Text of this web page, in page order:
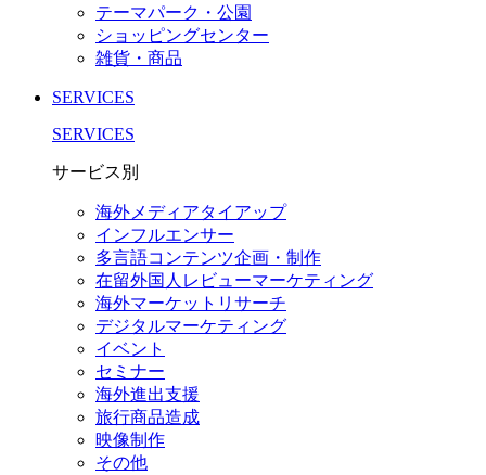
テーマパーク・公園
ショッピングセンター
雑貨・商品
SERVICES
SERVICES
サービス別
海外メディアタイアップ
インフルエンサー
多言語コンテンツ企画・制作
在留外国⼈レビューマーケティング
海外マーケットリサーチ
デジタルマーケティング
イベント
セミナー
海外進出支援
旅行商品造成
映像制作
その他